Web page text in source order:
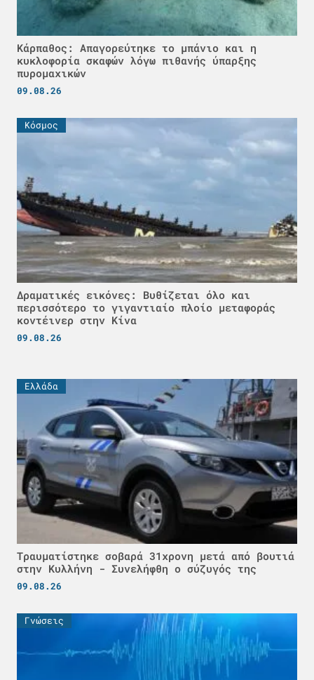
Κάρπαθος: Απαγορεύτηκε το μπάνιο και η
κυκλοφορία σκαφών λόγω πιθανής ύπαρξης
πυρομαχικών
09.08.26
Κόσμος
Δραματικές εικόνες: Βυθίζεται όλο και
περισσότερο το γιγαντιαίο πλοίο μεταφοράς
κοντέινερ στην Κίνα
09.08.26
Ελλάδα
Τραυματίστηκε σοβαρά 31χρονη μετά από βουτιά
στην Κυλλήνη - Συνελήφθη ο σύζυγός της
09.08.26
Γνώσεις